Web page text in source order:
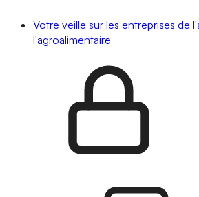
Votre veille sur les entreprises de
l'agroalimentaire